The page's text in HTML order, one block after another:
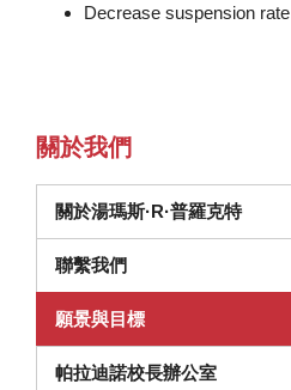
Decrease suspension rate
關於我們
關於湯瑪斯·R·普羅克特
聯繫我們
願景與目標
帕拉迪諾校長辦公室